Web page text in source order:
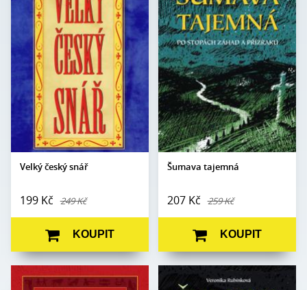
Velký český snář
199 Kč 249 Kč
Autor:
kolektiv autorů
Edice:
Koloseum
Počet stran:
300
Formát:
A5
Vazba:
V8 (pevná)
Obrazová část:
N/A
Datum vydání:
16. 10. 2014
KOUPIT
Šumava tajemná
207 Kč 259 Kč
Autor:
Veronika
Rubínková
Edice:
Kořeny
Počet stran:
232
Formát:
130 x 180
Vazba:
V8 a
Obrazová
část:
čb ilustrace
Datum vydání: 19. 10. 2009
KOUPIT